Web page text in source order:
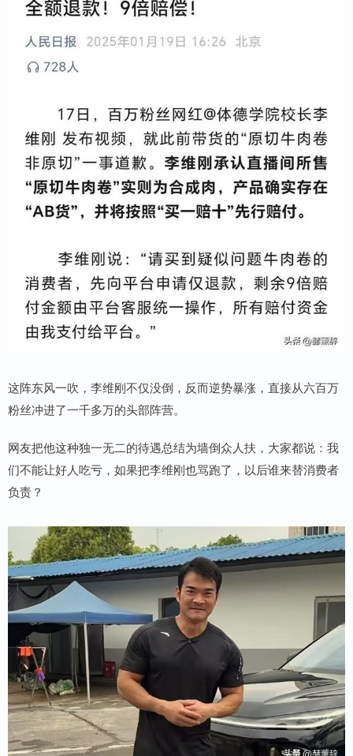
这阵东风一吹，李维刚不仅没倒，反而逆势暴涨，直接从六百万
粉丝冲进了一千多万的头部阵营。
网友把他这种独一无二的待遇总结为墙倒众人扶，大家都说：我
们不能让好人吃亏，如果把李维刚也骂跑了，以后谁来替消费者
负责？